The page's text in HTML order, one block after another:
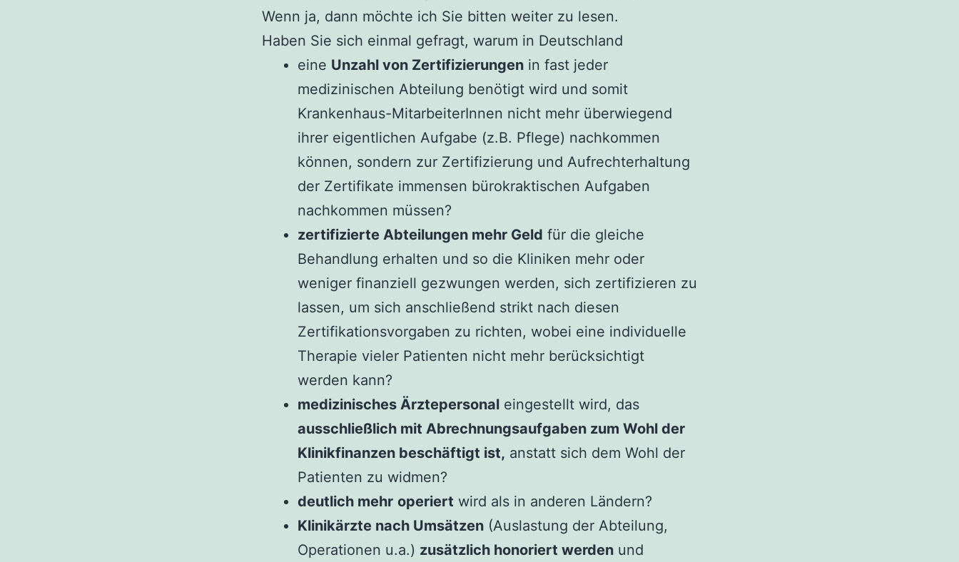
Wenn ja, dann möchte ich Sie bitten weiter zu lesen.
Haben Sie sich einmal gefragt, warum in Deutschland
eine Unzahl von Zertifizierungen in fast jeder
medizinischen Abteilung benötigt wird und somit
Krankenhaus-MitarbeiterInnen nicht mehr überwiegend
ihrer eigentlichen Aufgabe (z.B. Pflege) nachkommen
können, sondern zur Zertifizierung und Aufrechterhaltung
der Zertifikate immensen bürokraktischen Aufgaben
nachkommen müssen?
zertifizierte Abteilungen mehr Geld für die gleiche
Behandlung erhalten und so die Kliniken mehr oder
weniger finanziell gezwungen werden, sich zertifizieren zu
lassen, um sich anschließend strikt nach diesen
Zertifikationsvorgaben zu richten, wobei eine individuelle
Therapie vieler Patienten nicht mehr berücksichtigt
werden kann?
medizinisches Ärztepersonal eingestellt wird, das
ausschließlich mit Abrechnungsaufgaben zum Wohl der
Klinikfinanzen beschäftigt ist, anstatt sich dem Wohl der
Patienten zu widmen?
deutlich mehr operiert wird als in anderen Ländern?
Klinikärzte nach Umsätzen (Auslastung der Abteilung,
Operationen u.a.) zusätzlich honoriert werden und